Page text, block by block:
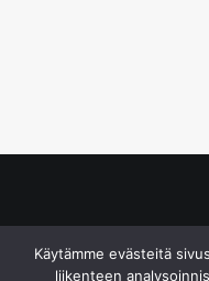
Käytämme evästeitä
liikenteen